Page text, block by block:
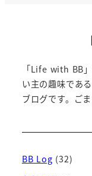
「Life with BB
い主の趣味であ
ブログです。ご
BB Log (32)